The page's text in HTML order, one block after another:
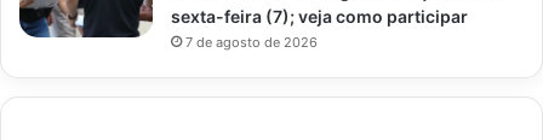
sexta-feira (7); veja como participar
7 de agosto de 2026